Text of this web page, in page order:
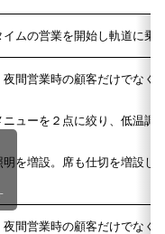
ムの営業を開始し軌道に
夜間営業時の顧客だけでな
ニューを２点に絞り、低温
明を増設。席も仕切を増設し
夜間営業時の顧客だけでなく